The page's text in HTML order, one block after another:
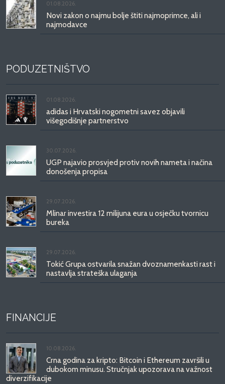
01.08.2026.
Novi zakon o najmu bolje štiti najmoprimce, ali i
najmodavce
PODUZETNIŠTVO
01.08.2026.
adidas i Hrvatski nogometni savez objavili
višegodišnje partnerstvo
30.07.2026.
UGP najavio prosvjed protiv novih nameta i načina
donošenja propisa
29.07.2026.
Mlinar investira 12 milijuna eura u osječku tvornicu
bureka
29.07.2026.
Tokić Grupa ostvarila snažan dvoznamenkasti rast i
nastavlja strateška ulaganja
FINANCIJE
10.08.2026.
Crna godina za kripto: Bitcoin i Ethereum završili u
dubokom minusu. Stručnjak upozorava na važnost
diverzifikacije